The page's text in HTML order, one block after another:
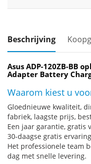
Beschrijving
Asus ADP-120ZB-BB
Adapter Battery
Waarom kiest u
Gloednieuwe kwaliteit,
fabriek, laagste prijs,
Een jaar garantie, gratis
30-daagse gratis
Het professionele team
dag met snelle levering.